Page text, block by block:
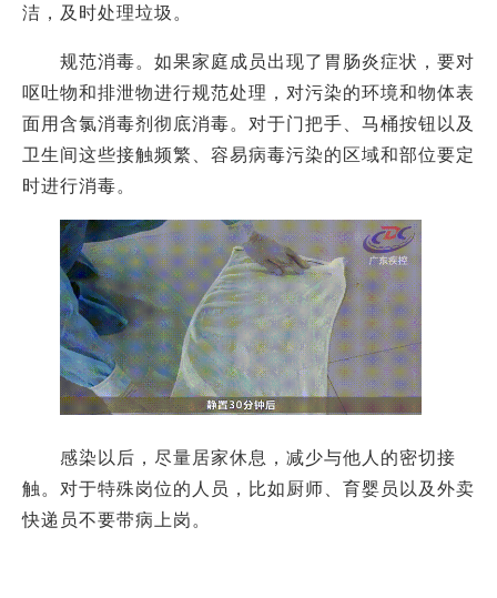
洁，及时处理垃圾。
规范消毒。如果家庭成员出现了胃肠炎症状，要对
呕吐物和排泄物进行规范处理，对污染的环境和物体表
面用含氯消毒剂彻底消毒。对于门把手、马桶按钮以及
卫生间这些接触频繁、容易病毒污染的区域和部位要定
时进行消毒。
感染以后，尽量居家休息，减少与他人的密切接
触。对于特殊岗位的人员，比如厨师、育婴员以及外卖
快递员不要带病上岗。